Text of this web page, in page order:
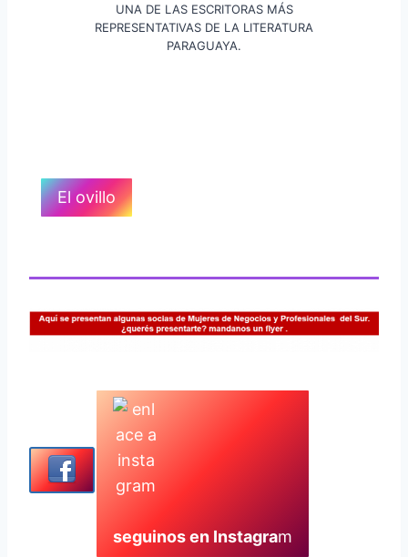
UNA DE LAS ESCRITORAS MÁS
REPRESENTATIVAS DE LA LITERATURA
PARAGUAYA.
El ovillo
seguinos en Instagram